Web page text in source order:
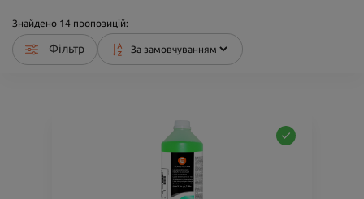
Знайдено 14 пропозицій:
Фільтр